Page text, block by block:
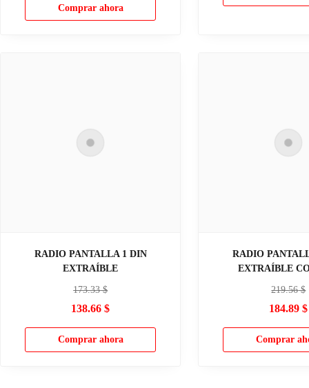
Comprar ahora
RADIO PANTALLA 1 DIN
EXTRAÍBLE
173.33$
138.66 $
Comprar ahora
RADIO
EXTRAÍBLE
219.56$
184.89 $
Comprar